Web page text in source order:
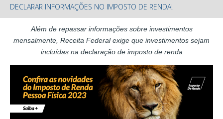
DECLARAR INFORMAÇÕES NO IMPOSTO DE RENDA!
Além de repassar informações sobre investimentos
mensalmente, Receita Federal exige que investimentos sejam
incluídas na declaração de imposto de renda